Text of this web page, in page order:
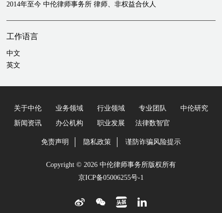
2014年至今 中伦律师事务所 律师、非权益合伙人
工作语言
中文
英文
关于中伦 业务领域 行业领域 专业团队
中伦研究
新闻资讯
办公机构 职业发展 法律数智官
免责声明 隐私政策 谨防诈骗风险提示
Copyright © 2026 中伦律师事务所版权所有
京ICP备05006255号-1